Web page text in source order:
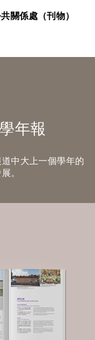
關係處（刊物）
年報
中大上一個學年的
。